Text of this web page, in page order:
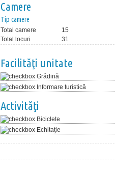
Camere
Tip camere
Total camere
15
Total locuri
31
Facilităţi unitate
Grădină
Informare turistică
Activităţi
Biciclete
Echitaţie